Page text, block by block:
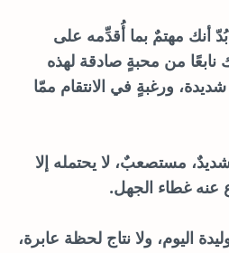
أنك مهتمٌ بما أُقدِّمه على
نابعًا من محبةٍ صادقة لهذه
ورغبةٍ في الانتقام ممّا
مستصعبٌ، لا يحتمله إلا
عنه غطاء الجهل.
اليوم، ولا نتاج لحظة عابرة،